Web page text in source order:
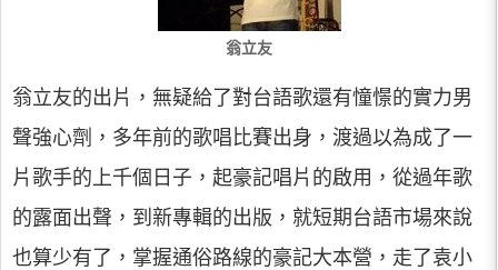
翁立友
翁立友的出片，無疑給了對台語歌還有憧憬的實力男
聲強心劑，多年前的歌唱比賽出身，渡過以為成了一
片歌手的上千個日子，起豪記唱片的啟用，從過年歌
的露面出聲，到新專輯的出版，就短期台語市場來說
也算少有了，掌握通俗路線的豪記大本營，走了袁小